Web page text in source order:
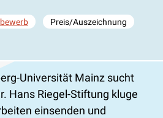
Preis/Auszeichnung
Universität Mainz sucht
Hans Riegel-Stiftung kluge
einsenden und